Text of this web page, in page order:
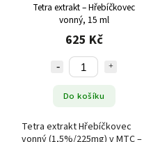
Tetra extrakt – Hřebíčkovec
vonný, 15 ml
625 Kč
Do košíku
Tetra extrakt Hřebíčkovec
vonný (1,5%/225mg) v MTC –